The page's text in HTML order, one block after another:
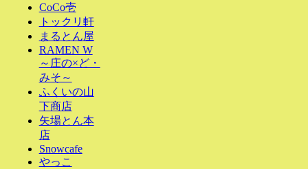
CoCo壱
トックリ軒
まるとん屋
RAMEN W
～庄の×ど・
みそ～
ふくいの山
下商店
矢場とん本
店
Snowcafe
やっこ